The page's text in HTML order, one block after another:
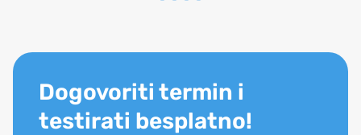
Dogovoriti termin i
testirati besplatno!